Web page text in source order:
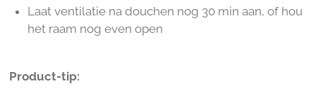
Laat ventilatie na douchen nog 30 min aan, of hou
het raam nog even open
Product-tip: